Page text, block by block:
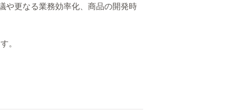
や更なる業務効率化、商品の開発時
。